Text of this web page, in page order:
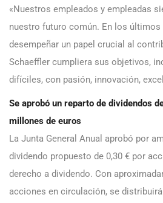
«Nuestros empleados y empleadas
nuestro futuro común. En los últimos
desempeñar un papel crucial al
Schaeffler cumpliera sus objetivos,
difíciles, con pasión, innovación,
Se aprobó un reparto de dividendos
millones de euros
La Junta General Anual aprobó por
dividendo propuesto de 0,30 € por
derecho a dividendo. Con
acciones en circulación, se